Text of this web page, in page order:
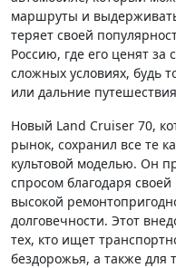
маршруты и
теряет своей
Россию, где его ценят за
сложных условиях, будь
или дальние
Новый Land Cruiser 70,
рынок, сохранил все те
культовой моделью. Он
спросом благодаря
высокой
долговечности. Этот
тех, кто ищет
бездорожья, а также для